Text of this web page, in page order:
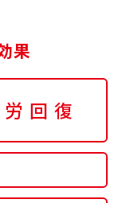
果
回復